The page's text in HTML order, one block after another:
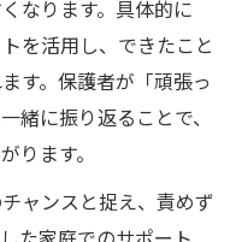
なります。具体的に
を活用し、できたこと
す。保護者が「頑張っ
緒に振り返ることで、
ります。
ャンスと捉え、責めず